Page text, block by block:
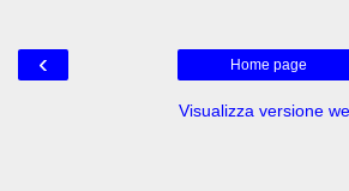
‹ Home page
Visualizza versione